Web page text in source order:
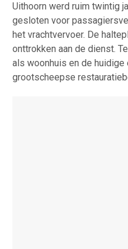
Uithoorn werd ruim twintig
gesloten voor
het vrachtvervoer. De
onttrokken aan de dienst.
als woonhuis en de huidige
grootscheepse